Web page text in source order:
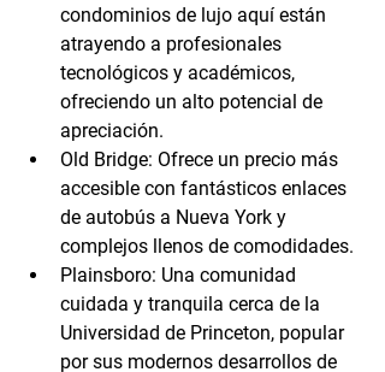
condominios de lujo aquí están
atrayendo a profesionales
tecnológicos y académicos,
ofreciendo un alto potencial de
apreciación.
Old Bridge: Ofrece un precio más
accesible con fantásticos enlaces
de autobús a Nueva York y
complejos llenos de comodidades.
Plainsboro: Una comunidad
cuidada y tranquila cerca de la
Universidad de Princeton, popular
por sus modernos desarrollos de